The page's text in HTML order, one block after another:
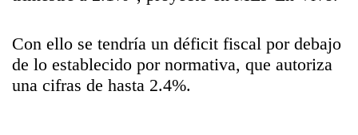
Con ello se tendría un déficit fiscal por debajo
de lo establecido por normativa, que autoriza
una cifras de hasta 2.4%.